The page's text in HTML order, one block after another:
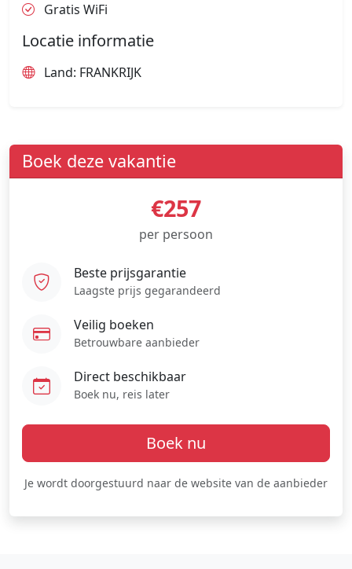
Gratis WiFi
Locatie informatie
Land: FRANKRIJK
Boek deze vakantie
€257
per persoon
Beste prijsgarantie
Laagste prijs gegarandeerd
Veilig boeken
Betrouwbare aanbieder
Direct beschikbaar
Boek nu, reis later
Boek nu
Je wordt doorgestuurd naar de website van de aanbieder